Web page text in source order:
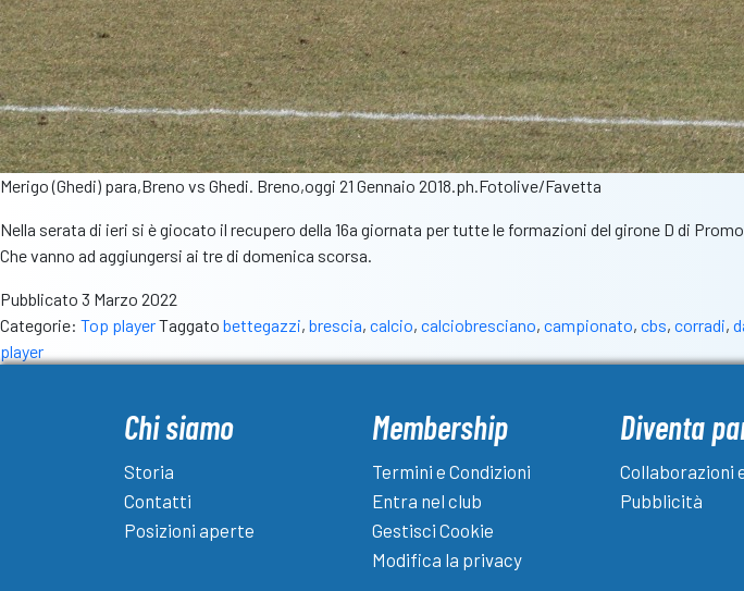
Merigo (Ghedi) para,Breno vs Ghedi. Breno,oggi 21 Gennaio 2018.ph.Fotolive/Favetta
Nella serata di ieri si è giocato il recupero della 16a giornata per tutte le formazioni del girone D di
Che vanno ad aggiungersi ai tre di domenica scorsa.
Pubblicato 3 Marzo 2022
Categorie: Top playerTaggato bettegazzi, brescia, calcio, calciobresciano, campionato, cbs, corradi,
player
Chi siamo
Storia
Contatti
Posizioni aperte
Membership
Termini e Condizioni
Entra nel club
Gestisci Cookie
Modifica la privacy
Diventa
Collaborazioni
Pubblicità